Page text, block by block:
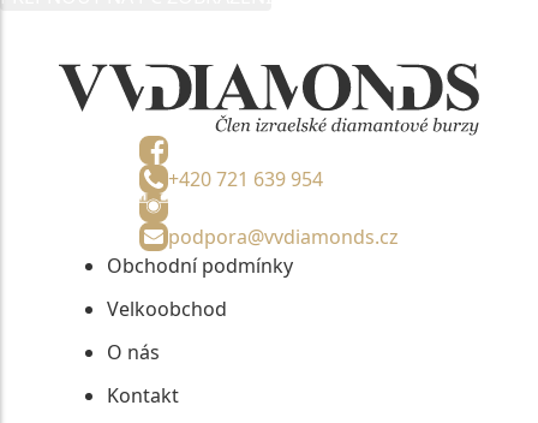
+420 721 639 954
podpora@vvdiamonds.cz
Obchodní podmínky
Velkoobchod
O nás
Kontakt